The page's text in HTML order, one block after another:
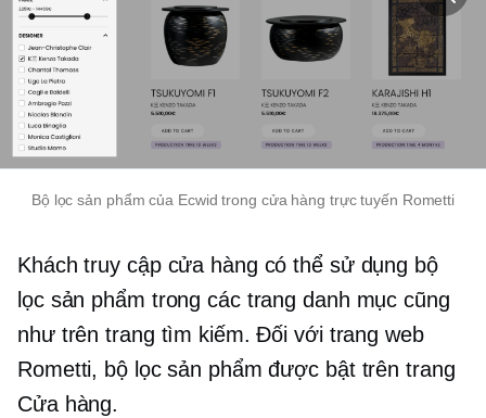
Bộ lọc sản phẩm của Ecwid trong cửa hàng trực tuyến Rometti
Khách truy cập cửa hàng có thể sử dụng bộ
lọc sản phẩm trong các trang danh mục cũng
như trên trang tìm kiếm. Đối với trang web
Rometti, bộ lọc sản phẩm được bật trên trang
Cửa hàng.